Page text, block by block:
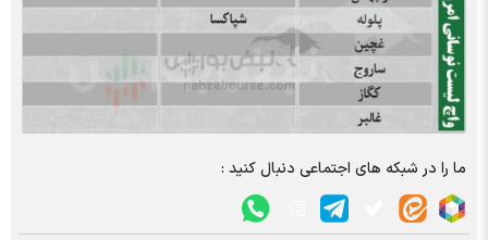
ما را در شبکه های اجتماعی دنبال کنید :